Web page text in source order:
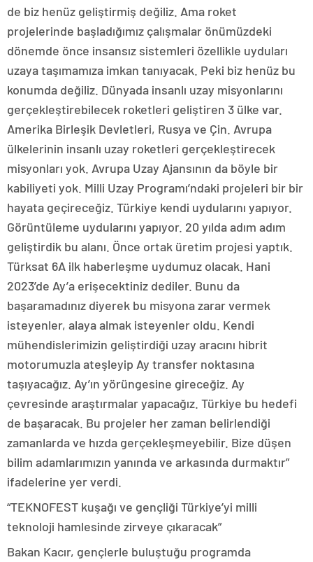
de biz henüz geliştirmiş değiliz. Ama roket
projelerinde başladığımız çalışmalar önümüzdeki
dönemde önce insansız sistemleri özellikle uyduları
uzaya taşımamıza imkan tanıyacak. Peki biz henüz bu
konumda değiliz. Dünyada insanlı uzay misyonlarını
gerçekleştirebilecek roketleri geliştiren 3 ülke var.
Amerika Birleşik Devletleri, Rusya ve Çin. Avrupa
ülkelerinin insanlı uzay roketleri gerçekleştirecek
misyonları yok. Avrupa Uzay Ajansının da böyle bir
kabiliyeti yok. Milli Uzay Programı’ndaki projeleri bir bir
hayata geçireceğiz. Türkiye kendi uydularını yapıyor.
Görüntüleme uydularını yapıyor. 20 yılda adım adım
geliştirdik bu alanı. Önce ortak üretim projesi yaptık.
Türksat 6A ilk haberleşme uydumuz olacak. Hani
2023’de Ay’a erişecektiniz dediler. Bunu da
başaramadınız diyerek bu misyona zarar vermek
isteyenler, alaya almak isteyenler oldu. Kendi
mühendislerimizin geliştirdiği uzay aracını hibrit
motorumuzla ateşleyip Ay transfer noktasına
taşıyacağız. Ay’ın yörüngesine gireceğiz. Ay
çevresinde araştırmalar yapacağız. Türkiye bu hedefi
de başaracak. Bu projeler her zaman belirlendiği
zamanlarda ve hızda gerçekleşmeyebilir. Bize düşen
bilim adamlarımızın yanında ve arkasında durmaktır”
ifadelerine yer verdi.
“TEKNOFEST kuşağı ve gençliği Türkiye’yi milli
teknoloji hamlesinde zirveye çıkaracak”
Bakan Kacır, gençlerle buluştuğu programda